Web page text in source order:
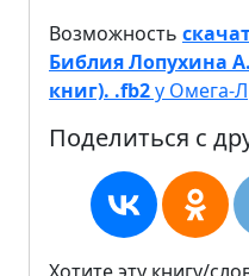
Возможность
Библия Лопухина
книг). .fb2у Омега-Л
Поделиться с